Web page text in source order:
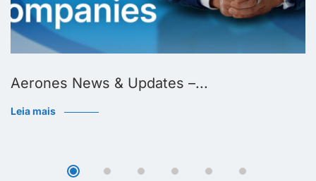
Aerones News & Updates –...
Leia mais